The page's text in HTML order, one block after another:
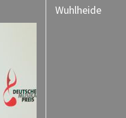
Wuhlheide